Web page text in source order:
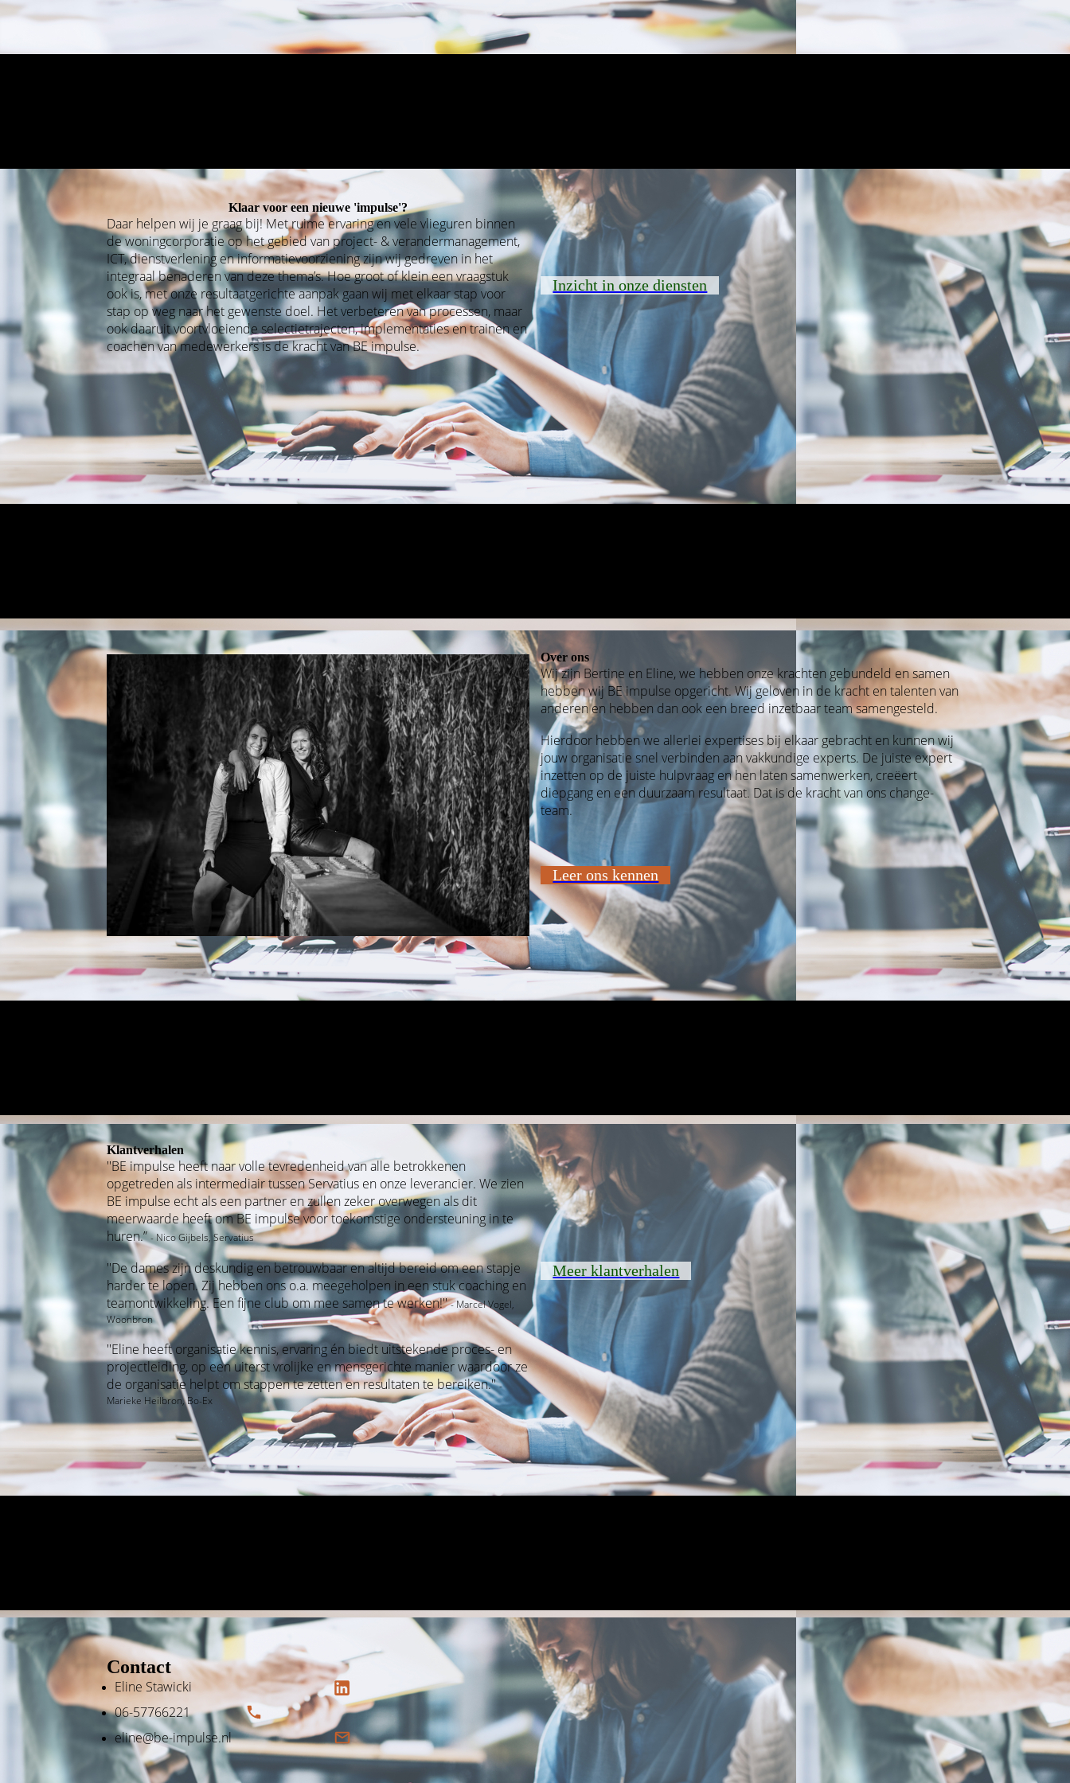
Klaar voor een nieuwe 'impulse'?
Daar helpen wij je graag bij! Met ruime ervaring en vele vlieguren binnen
de woningcorporatie op het gebied van project- & verandermanagement,
ICT, dienstverlening en informatievoorziening zijn wij gedreven in het
integraal benaderen van deze thema’s. Hoe groot of klein een vraagstuk
ook is, met onze resultaatgerichte aanpak gaan wij met elkaar stap voor
stap op weg naar het gewenste doel. Het verbeteren van processen, maar
ook daaruit voortvloeiende selectietrajecten, implementaties en trainen en
coachen van medewerkers is de kracht van BE impulse.
Inzicht in onze diensten
Over ons
Wij zijn Bertine en Eline, we hebben onze krachten gebundeld en samen
hebben wij BE impulse opgericht. Wij geloven in de kracht en talenten van
anderen en hebben dan ook een breed inzetbaar team samengesteld.
Hierdoor hebben we allerlei expertises bij elkaar gebracht en kunnen wij
jouw organisatie snel verbinden aan vakkundige experts. De juiste expert
inzetten op de juiste hulpvraag en hen laten samenwerken, creëert
diepgang en een duurzaam resultaat. Dat is de kracht van ons change-
team.
Leer ons kennen
Klantverhalen
''BE impulse heeft naar volle tevredenheid van alle betrokkenen
opgetreden als intermediair tussen Servatius en onze leverancier. We zien
BE impulse echt als een partner en zullen zeker overwegen als dit
meerwaarde heeft om BE impulse voor toekomstige ondersteuning in te
huren.”- Nico Gijbels, Servatius
''De dames zijn deskundig en betrouwbaar en altijd bereid om een stapje
harder te lopen. Zij hebben ons o.a. meegeholpen in een stuk coaching en
teamontwikkeling. Een fijne club om mee samen te werken!''- Marcel Vogel,
Woonbron
''Eline heeft organisatie kennis, ervaring én biedt uitstekende proces- en
projectleiding, op een uiterst vrolijke en mensgerichte manier waardoor ze
de organisatie helpt om stappen te zetten en resultaten te bereiken.''-
Marieke Heilbron, Bo-Ex
Meer klantverhalen
Contact
Eline Stawicki
06-57766221
eline@be-impulse.nl